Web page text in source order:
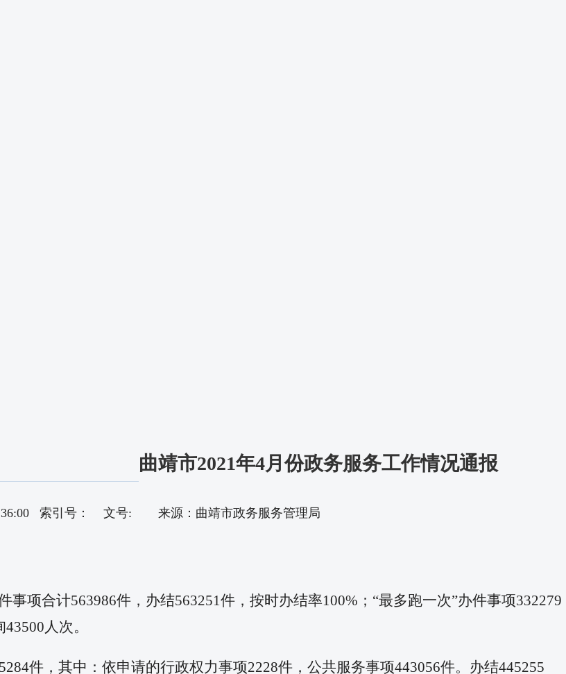
曲靖市2021年4月份政务服务工作情况通报
索引号： 文号: 来源：曲靖市政务服务管理局
项合计563986件，办结563251件，按时办结率100%；“最多跑一次”办件事项332279
人次。
件，其中：依申请的行政权力事项2228件，公共服务事项443056件。办结445255